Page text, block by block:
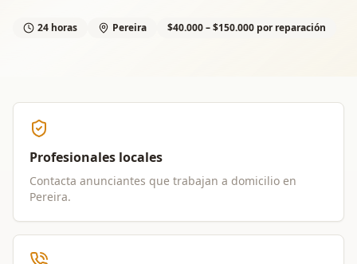
24 horas Pereira $40.000 – $150.000 por reparación
Profesionales locales
Contacta anunciantes que trabajan a domicilio en
Pereira.